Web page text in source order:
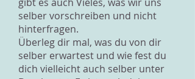
selber vorschreiben und nicht
hinterfragen.
Überleg dir mal, was du von dir
selber erwartest und wie fest du
dich vielleicht auch selber unter